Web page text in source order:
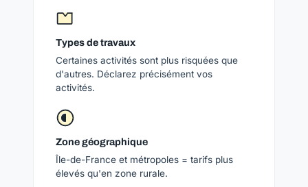
Types de travaux
Certaines activités sont plus risquées que
d'autres. Déclarez précisément vos
activités.
Zone géographique
Île-de-France et métropoles = tarifs plus
élevés qu'en zone rurale.